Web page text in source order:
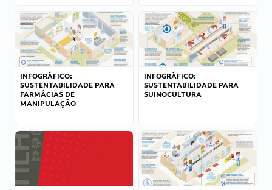
INFOGRÁFICO:
SUSTENTABILIDADE PARA
FARMÁCIAS DE
MANIPULAÇÃO
INFOGRÁFICO:
SUSTENTABILIDADE PARA
SUINOCULTURA